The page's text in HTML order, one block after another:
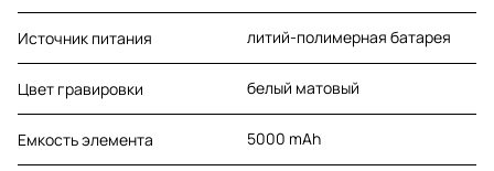
Источник питания литий-полимерная батарея
Цвет гравировки белый матовый
Емкость элемента 5000 mAh